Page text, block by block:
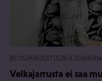
BLOGIKIRJOITUS26.5.2026
Velkajarrusta ei saa